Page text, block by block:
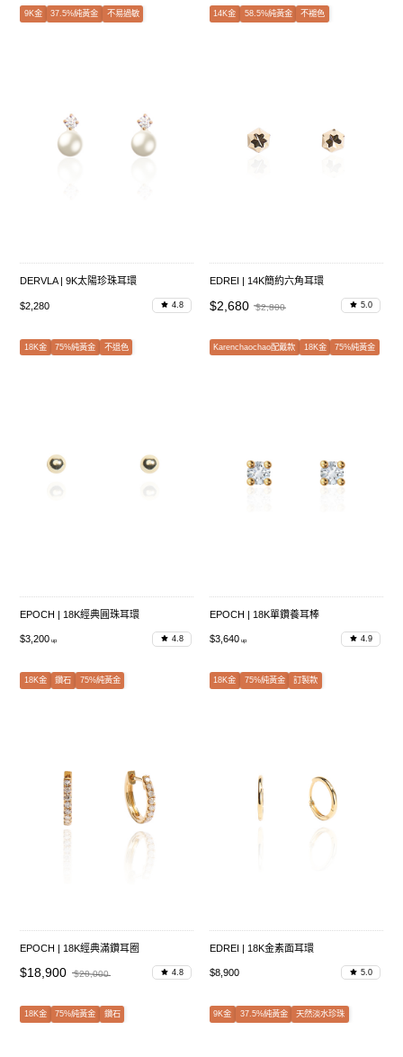
9K金 37.5%純黃金 不易過敏
DERVLA | 9K太陽珍珠耳環
$2,280 4.8
14K金 58.5%純黃金 不褪色
EDREI | 14K簡約六角耳環
$2,680 $2,800 5.0
18K金 75%純黃金 不退色
EPOCH | 18K經典圓珠耳環
$3,200 4.8
Karenchaochao配戴款 18K金 75%純黃金
EPOCH | 18K單鑽養耳棒
$3,640 4.9
18K金 鑽石 75%純黃金
EPOCH | 18K經典滿鑽耳圈
$18,900 $20,000 4.8
18K金 75%純黃金 訂製款
EDREI | 18K金素面耳環
$8,900 5.0
18K金 75%純黃金 鑽石 9K金 37.5%純黃金 天然淡水珍珠